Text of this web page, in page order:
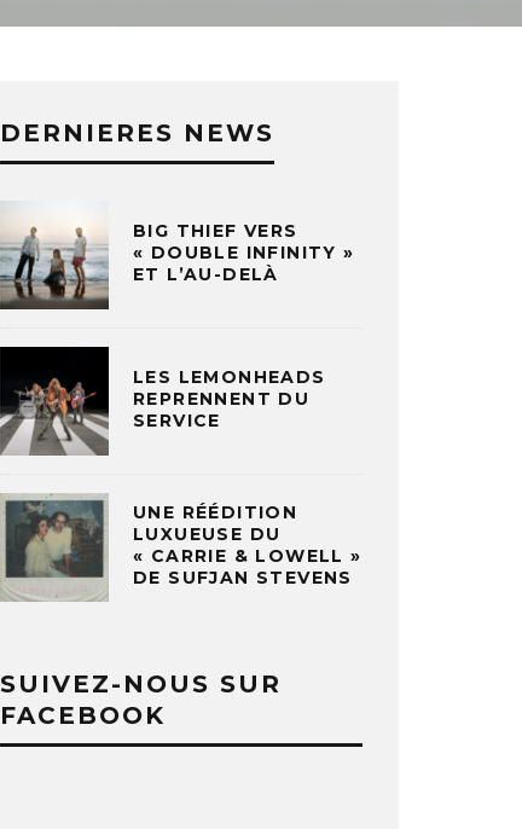
DERNIERES NEWS
BIG THIEF VERS
« DOUBLE INFINITY »
ET L’AU-DELÀ
LES LEMONHEADS
REPRENNENT DU
SERVICE
UNE RÉÉDITION
LUXUEUSE DU
« CARRIE & LOWELL »
DE SUFJAN STEVENS
SUIVEZ-NOUS SUR
FACEBOOK